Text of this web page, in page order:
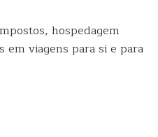
hospedagem
em viagens para si e para